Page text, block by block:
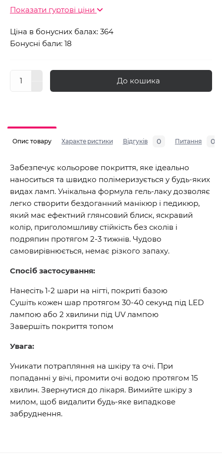
Показати гуртові ціни
Ціна в бонусних балах: 364
Бонусні бали: 18
До кошика
Опис товару Характеристики Відгуків 0 Питання 0
Забезпечує кольорове покриття, яке ідеально
наноситься та швидко полімеризується у будь-яких
видах ламп. Унікальна формула гель-лаку дозволяє
легко створити бездоганний манікюр і педикюр,
який має ефектний глянсовий блиск, яскравий
колір, приголомшливу стійкість без сколів і
подряпин протягом 2-3 тижнів. Чудово
самовирівнюється, немає різкого запаху.
Спосіб застосування:
Нанесіть 1-2 шари на нігті, покриті базою
Сушіть кожен шар протягом 30-40 секунд під LED
лампою або 2 хвилини під UV лампою
Завершіть покриття топом
Увага:
Уникати потрапляння на шкіру та очі. При
попаданні у вічі, промити очі водою протягом 15
хвилин. Звернутися до лікаря. Вимийте шкіру з
милом, щоб видалити будь-яке випадкове
забруднення.